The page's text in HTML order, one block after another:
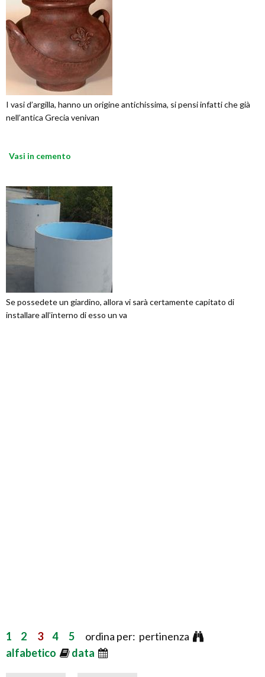
I vasi d’argilla, hanno un origine antichissima, si pensi infatti che già
nell’antica Grecia venivan
Vasi in cemento
Se possedete un giardino, allora vi sarà certamente capitato di
installare all’interno di esso un va
1 2 3 4 5 ordina per: pertinenza
alfabetico
data